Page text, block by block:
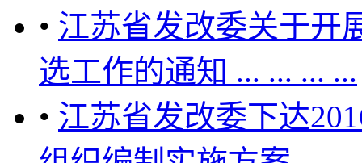
• 江苏省发改委关于开
选工作的通知 ... ... ... ...
• 江苏省发改委下达